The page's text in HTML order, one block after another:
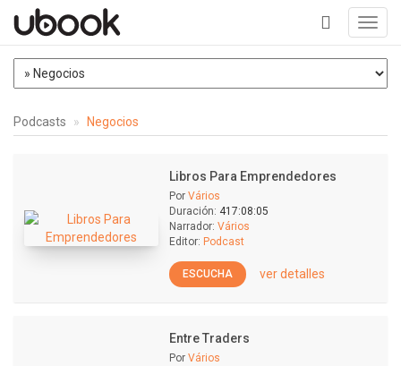
+
Podcasts Negocios
Libros Para Emprendedores
Por Vários
Duración: 417:08:05
Narrador: Vários
Editor: Podcast
ESCUCHA ver detalles
Entre Traders
Por Vários